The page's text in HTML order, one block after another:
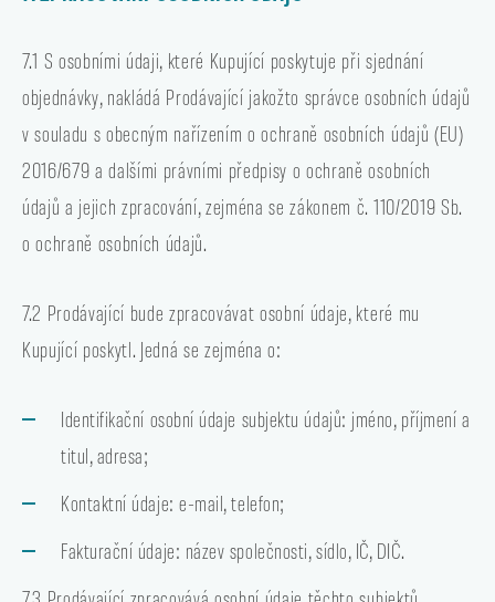
7.1 S osobními údaji, které Kupující poskytuje při sjednání
objednávky, nakládá Prodávající jakožto správce osobních údajů
v souladu s obecným nařízením o ochraně osobních údajů (EU)
2016/679 a dalšími právními předpisy o ochraně osobních
údajů a jejich zpracování, zejména se zákonem č. 110/2019 Sb.
o ochraně osobních údajů.
7.2 Prodávající bude zpracovávat osobní údaje, které mu
Kupující poskytl. Jedná se zejména o:
Identifikační osobní údaje subjektu údajů: jméno, příjmení a
titul, adresa;
Kontaktní údaje: e-mail, telefon;
Fakturační údaje: název společnosti, sídlo, IČ, DIČ.